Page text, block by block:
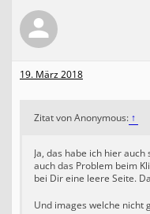
19. März 2018
Zitat von Anonymous: ↑
Ja, das habe ich hier
auch das Problem beim
bei Dir eine leere Seite.
Und images welche nicht